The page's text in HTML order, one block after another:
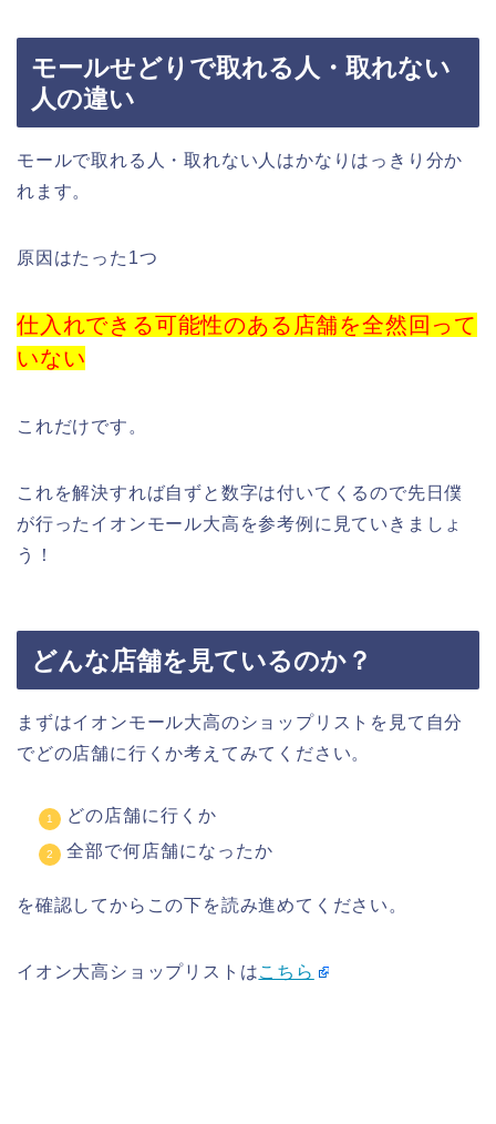
モールせどりで取れる人・取れない
人の違い
モールで取れる人・取れない人はかなりはっきり分か
れます。
原因はたった1つ
仕入れできる可能性のある店舗を全然回って
いない
これだけです。
これを解決すれば自ずと数字は付いてくるので先日僕
が行ったイオンモール大高を参考例に見ていきましょ
う！
どんな店舗を見ているのか？
まずはイオンモール大高のショップリストを見て自分
でどの店舗に行くか考えてみてください。
どの店舗に行くか
全部で何店舗になったか
を確認してからこの下を読み進めてください。
イオン大高ショップリストはこちら